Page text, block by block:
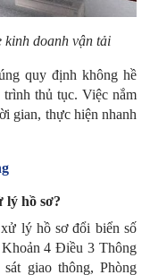
kinh doanh vận tải
quy định không hề
thủ tục. Việc nắm
gian, thực hiện nhanh
lý hồ sơ?
lý hồ sơ đổi biển số
4 Điều 3 Thông
giao thông, Phòng